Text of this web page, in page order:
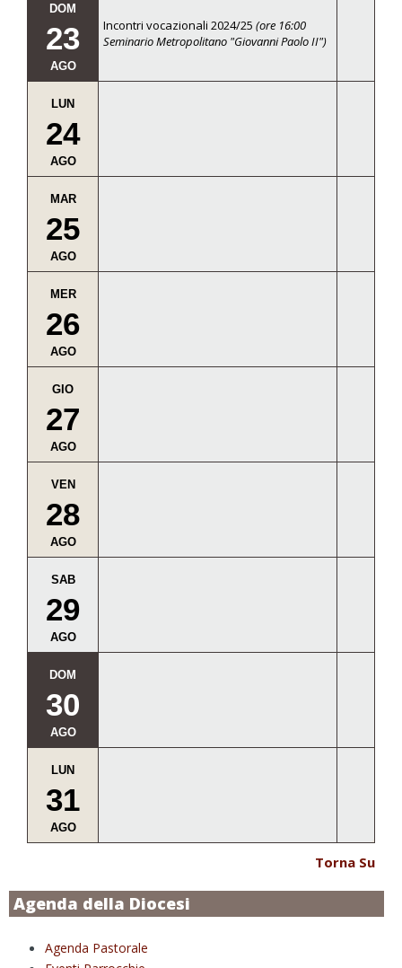
DOM
23
AGO
Incontri vocazionali 2024/25 (ore 16:00
Seminario Metropolitano "Giovanni Paolo II")
LUN
24
AGO
MAR
25
AGO
MER
26
AGO
GIO
27
AGO
VEN
28
AGO
SAB
29
AGO
DOM
30
AGO
LUN
31
AGO
Torna Su
Agenda della Diocesi
Agenda Pastorale